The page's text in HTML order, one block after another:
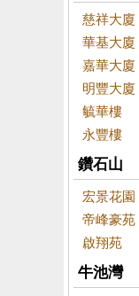
慈祥大廈
華基大廈
嘉華大廈
明豐大廈
毓華樓
永豐樓
鑽石山
宏景花園
帝峰豪苑
啟翔苑
牛池灣